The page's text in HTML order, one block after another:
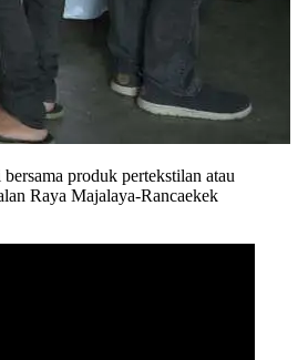
produk pertekstilan atau
Raya Majalaya-Rancaekek